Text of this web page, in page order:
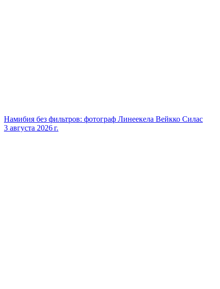
Намибия без фильтров: фотограф Линеекела Вейкко Силас
3 августа 2026 г.